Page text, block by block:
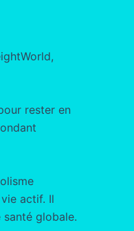
rester en
actif. Il
santé globale.